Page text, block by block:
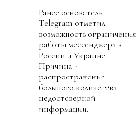
Ранее основатель
Telegram отметил
возможность ограничения
работы мессенджера в
России и Украине.
Причина -
распространение
большого количества
недостоверной
информации.